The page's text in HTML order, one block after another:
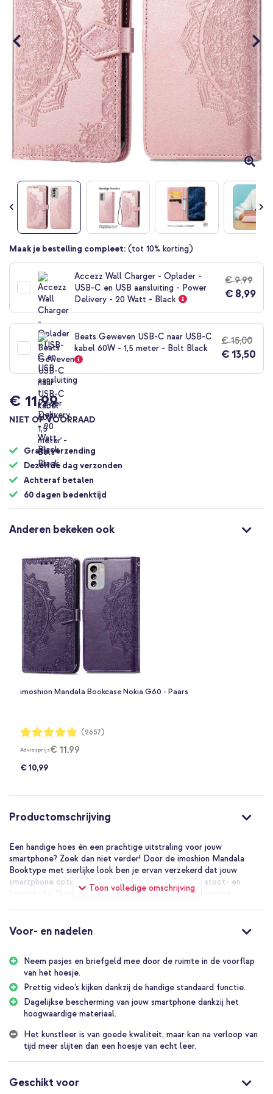
Ga
begin
van
afbeeldingen-
gallerij
Maak je bestelling compleet: (tot 10% korting)
Accezz Wall Charger - Oplader -
USB-C en USB aansluiting - Power
Delivery - 20 Watt - Black
€ 9,99
€ 8,99
Beats Geweven USB-C naar USB-C
kabel 60W - 1,5 meter - Bolt Black
€ 15,00
€ 13,50
€ 11,99
NIET OP VOORRAAD
Gratis verzending
Dezelfde dag verzonden
Achteraf betalen
60 dagen bedenktijd
Anderen bekeken ook
imoshion Mandala Bookcase Nokia G60 - Paars
Waardering:
97%
(2657)
Adviesprijs€ 11,99
€ 10,99
Productomschrijving
Toon volledige omschrijving
Een handige hoes én een prachtige uitstraling voor jouw
smartphone? Zoek dan niet verder! Door de imoshion Mandala
Booktype met sierlijke look ben je ervan verzekerd dat jouw
smartphone optimaal beschermd wordt tegen val-, stoot- en
krasschade. Naast het sierlijke design heeft het hoesje ook
neer te zetten bij lange gesprekken of het bekijken van video’s.
De hoes heeft een slank ontwerp, waardoor je telefoon zijn dunne
vormgeving behoudt. Ideaal wanneer je de hoes graag in je kleding
bij je draagt. De imoshion Mandala Booktype is gemaakt van
kunstleer met een sierlijke look door de mandala print en is
beschikbaar in meerdere tinten. Ga je voor neutraal zwart of
spreekt een blauwe, paarse, roze of grijze hoes je meer aan? De
stiksel van de hoes matcht de kleur van de hoes.
voortaan thuis laten! De booktype bevat 3 handige pashouders
Voor- en nadelen
Neem pasjes en briefgeld mee door de ruimte in de voorflap
van het hoesje.
Prettig video’s kijken dankzij de handige standaard functie.
Dagelijkse bescherming van jouw smartphone dankzij het
hoogwaardige materiaal.
Het kunstleer is van goede kwaliteit, maar kan na verloop van
tijd meer slijten dan een hoesje van echt leer.
Geschikt voor